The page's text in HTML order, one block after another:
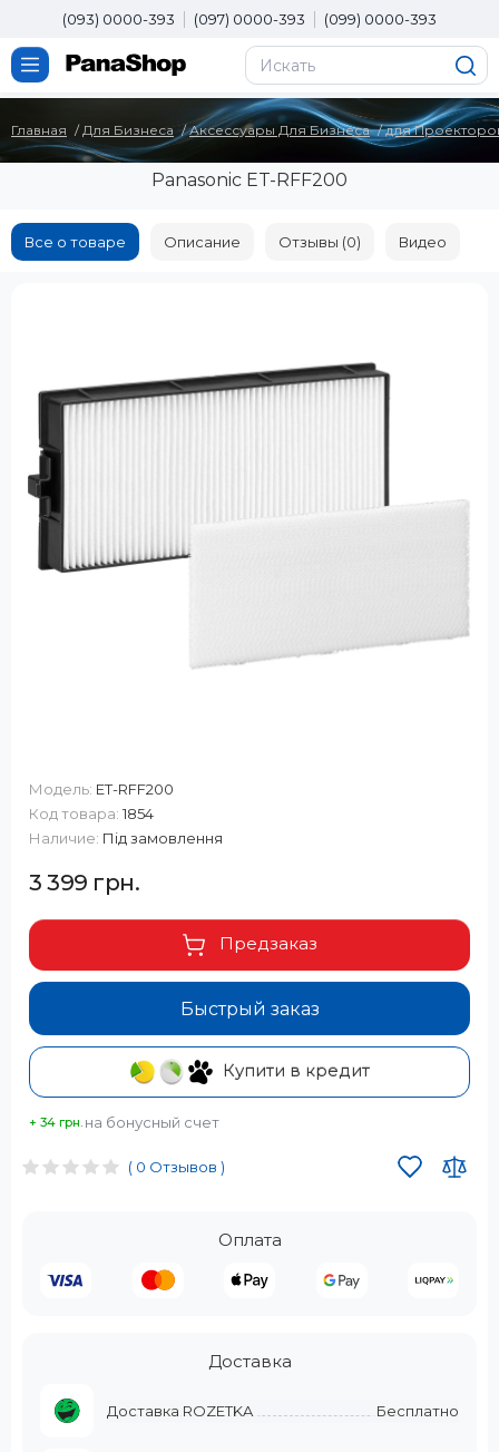
(093) 0000-393 (097) 0000-393 (099) 0000-393
Главная Для Бизнеса Аксессуары Для Бизнеса для
Panasonic ET-RFF200
Все о товаре Описание Отзывы (0) Видео
( 0 Отзывов )
Оплата
Доставка
Доставка ROZETKA Бесплатно
Модель: ET-RFF200
Код товара: 1854
Наличие: Під замовлення
3 399 грн.
Быстрый заказ
Предзаказ
Купити в кредит
+ 34 грн. на бонусный счет